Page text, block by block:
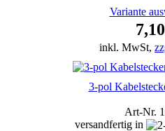
Variante
inkl. MwSt,
3-pol
Art-Nr.
versandfertig in